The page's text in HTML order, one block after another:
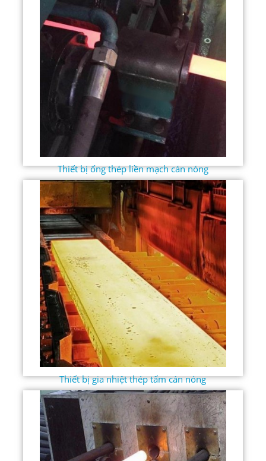
Thiết bị ống thép liền mạch cán nóng
Thiết bị gia nhiệt thép tấm cán nóng